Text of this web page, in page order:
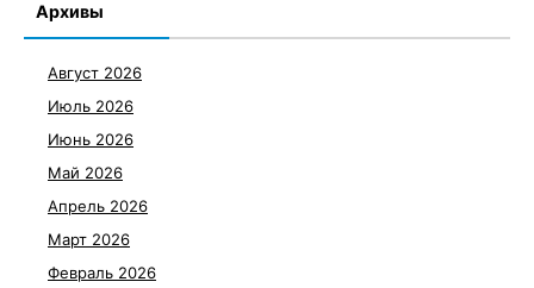
Архивы
Август 2026
Июль 2026
Июнь 2026
Май 2026
Апрель 2026
Март 2026
Февраль 2026